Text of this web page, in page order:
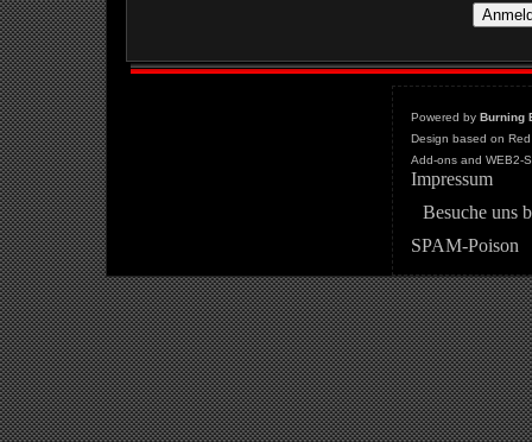
Powered by Burning
Design based on
Add-ons and WEB2-
Impressum
Besuche uns
SPAM-Poison